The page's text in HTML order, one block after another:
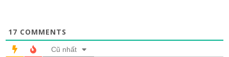
17 COMMENTS
Cũ nhất